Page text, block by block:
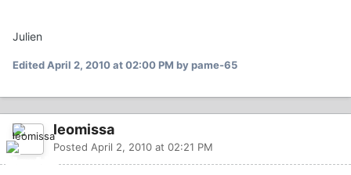
Julien
EditedApril 2, 2010 at 02:00 PM by pame-65
leomissa
Posted April 2, 2010 at 02:21 PM